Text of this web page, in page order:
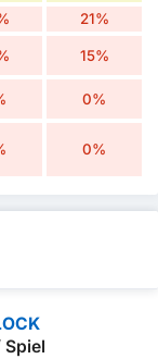
21%
15%
0%
0%
Spiel